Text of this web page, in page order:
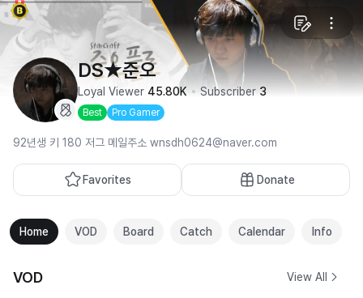
DS★준오
Loyal Viewer 45.80K Subscriber 3
Best Pro Gamer
92년생 키 180 저그 메일주소 wnsdh0624@naver.com
Favorites Donate
Home VOD Board Catch Calendar Info
VOD View All